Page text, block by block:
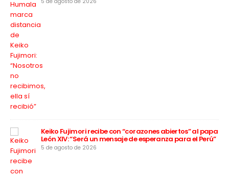
Keiko Fujimori recibe con “corazones abiertos” al papa
León XIV: “Será un mensaje de esperanza para el Perú”
5 de agosto de 2026